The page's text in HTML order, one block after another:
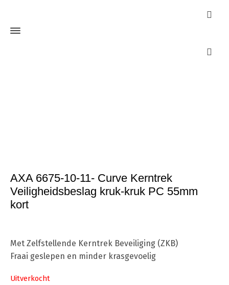
AXA 6675-10-11- Curve Kerntrek
Veiligheidsbeslag kruk-kruk PC 55mm
kort
Met Zelfstellende Kerntrek Beveiliging (ZKB)
Fraai geslepen en minder krasgevoelig
Uitverkocht